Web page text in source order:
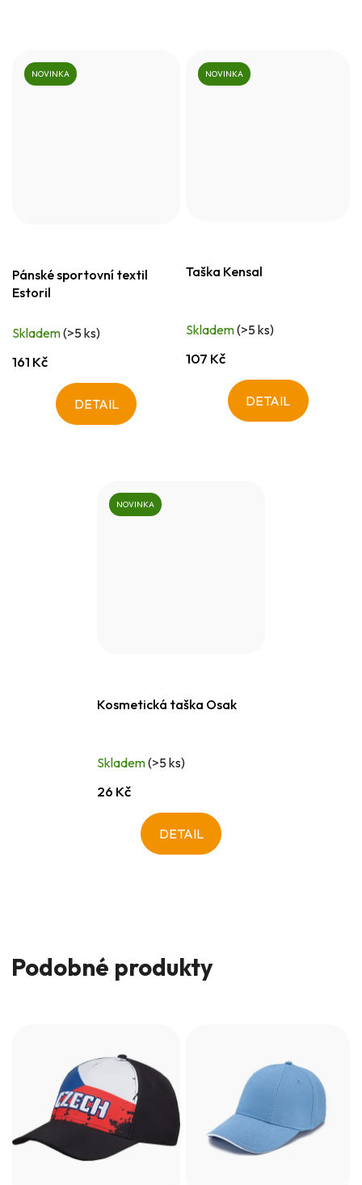
NOVINKA
Pánské sportovní textil
Estoril
Skladem(>5 ks)
161 Kč
DETAIL
NOVINKA
Taška Kensal
Skladem(>5 ks)
107 Kč
DETAIL
NOVINKA
Kosmetická taška Osak
Skladem(>5 ks)
26 Kč
DETAIL
Podobné produkty